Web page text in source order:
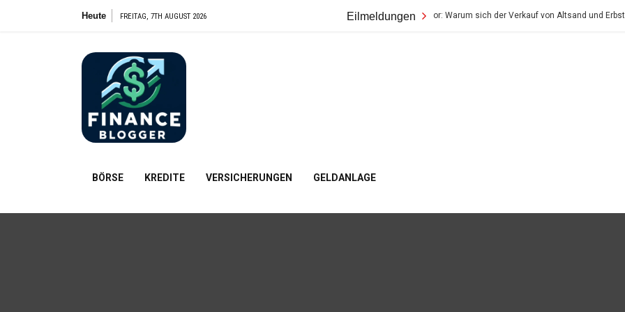
Heute FREITAG, 7TH AUGUST 2026 Eilmeldungen
Der wahre Wert im Tresor: Warum sich der Verkauf von Altsand und Erbstücken so
BÖRSE KREDITE VERSICHERUNGEN GELDANLAGE